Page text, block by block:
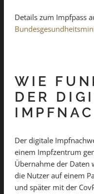
Details zum Impfpass
WIE
DER
Der digitale
einem Impfzentrum
Übernahme der Daten
die Nutzer auf einem
und später mit der